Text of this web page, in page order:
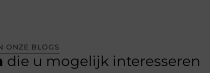
ONZE BLOGS
die u mogelijk interesseren